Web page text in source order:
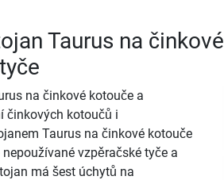
Taurus na činkové
na činkové kotouče a
činkových kotoučů i
Taurus na činkové kotouče
vzpěračské tyče a
má šest úchytů na